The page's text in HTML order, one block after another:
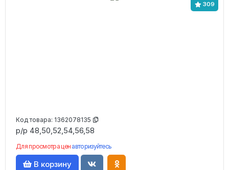
309
Код товара: 1362078135
р/р 48,50,52,54,56,58
Для просмотра цен авторизуйтесь
В корзину